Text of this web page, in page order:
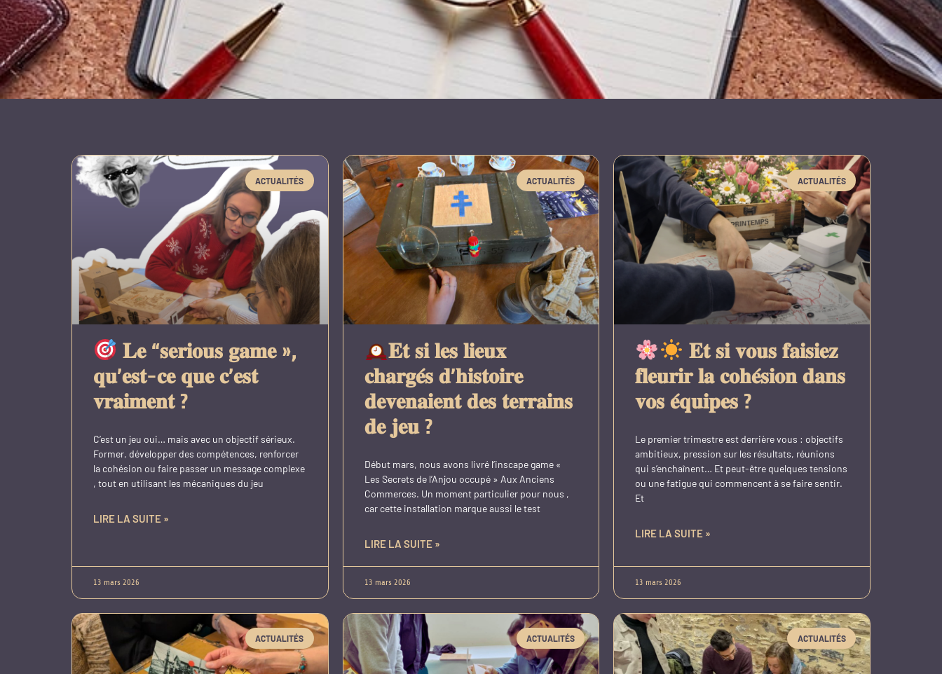
ACTUALITÉS
𝐋𝐞 “𝐬𝐞𝐫𝐢𝐨𝐮𝐬 𝐠𝐚𝐦𝐞 »,
𝐪𝐮’𝐞𝐬𝐭-𝐜𝐞 𝐪𝐮𝐞 𝐜’𝐞𝐬𝐭
𝐯𝐫𝐚𝐢𝐦𝐞𝐧𝐭 ?
C’est un jeu oui… mais avec un objectif sérieux.
Former, développer des compétences, renforcer
la cohésion ou faire passer un message complexe
, tout en utilisant les mécaniques du jeu
LIRE LA SUITE »
13 mars 2026
ACTUALITÉS
𝐄𝐭 𝐬𝐢 𝐥𝐞𝐬 𝐥𝐢𝐞𝐮𝐱
𝐜𝐡𝐚𝐫𝐠𝐞́𝐬 𝐝’𝐡𝐢𝐬𝐭𝐨𝐢𝐫𝐞
𝐝𝐞𝐯𝐞𝐧𝐚𝐢𝐞𝐧𝐭 𝐝𝐞𝐬 𝐭𝐞𝐫𝐫𝐚𝐢𝐧𝐬
𝐝𝐞 𝐣𝐞𝐮 ?
Début mars, nous avons livré l’inscape game «
Les Secrets de l’Anjou occupé » Aux Anciens
Commerces. Un moment particulier pour nous ,
car cette installation marque aussi le test
LIRE LA SUITE »
13 mars 2026
ACTUALITÉS
𝐄𝐭 𝐬𝐢 𝐯𝐨𝐮𝐬 𝐟𝐚𝐢𝐬𝐢𝐞𝐳
𝐟𝐥𝐞𝐮𝐫𝐢𝐫 𝐥𝐚 𝐜𝐨𝐡𝐞́𝐬𝐢𝐨𝐧 𝐝𝐚𝐧𝐬
𝐯𝐨𝐬 𝐞́𝐪𝐮𝐢𝐩𝐞𝐬 ?
Le premier trimestre est derrière vous : objectifs
ambitieux, pression sur les résultats, réunions
qui s’enchaînent… Et peut-être quelques tensions
ou une fatigue qui commencent à se faire sentir.
Et
LIRE LA SUITE »
13 mars 2026
ACTUALITÉS ACTUALITÉS ACTUALITÉS